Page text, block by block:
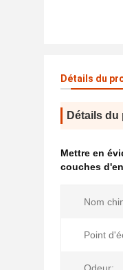
Détails du
Détails
Mettre en
couches
Nom
Point